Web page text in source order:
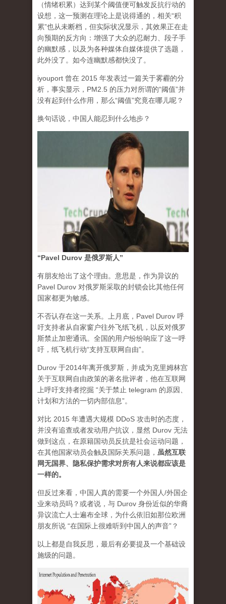
（情绪积累）达到某个阈值便可触发反抗行动的
设想，这一预测在理论上是说得通的，相关“积
累”也从未断档，但实际状况显示，其效果正在走
向预期的反方向：增强了大众的忍耐力、段子手
的幽默感，以及为各种媒体自媒体提供了选题，
此外没了。如今连幽默感都快没了。
iyouport 曾在 2015 年发表过一篇关于雾霾的分
析，事实显示，PM2.5 的压力对所谓的“阈值”并
没有起到什么作用，那么“阈值”究竟在哪儿呢？
换句话说，中国人能忍到什么地步？
“Pavel Durov 是俄罗斯人”
有朋友给出了这个理由。意思是，作为异议的
Pavel Durov 对俄罗斯采取的封锁会比其他任何
国家都更为敏感。
不否认存在这一关系。上月底，Pavel Durov 呼
吁支持者从自家窗户往外飞纸飞机，以反对俄罗
斯禁止加密通讯。全国的用户纷纷响应了这一呼
吁，纸飞机行动“支持互联网自由”。
Durov 于2014年离开俄罗斯，并成为克里姆林宫
关于互联网自由政策的著名批评者，他在互联网
上呼吁支持者挖掘 “关于禁止 telegram 的原因、
计划和方法的一切内部信息”。
对比 2015 年遭遇大规模 DDoS 攻击时的态度，
并没有追查或者发动用户抗议，显然 Durov 无法
做到这点，在原籍国动员反抗是社会运动问题，
在其他国家动员会触及国际关系问题， 虽然互联
网无国界、隐私保护需求对所有人来说都应该是
一样的。
但反过来看，中国人真的需要一个外国人/外国企
业来动员吗？或者说，与 Durov 身份近似的华裔
异议流亡人士遍布全球，为什么依旧如那位欧洲
朋友所说 “在国际上很难听到中国人的声音”？
以上都是自我反思，最后有必要提及一个基础设
施级的问题。